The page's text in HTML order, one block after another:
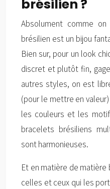
brésilien ?
Absolument comme
brésilien est un bijou
Bien sur, pour un look
discret et plutôt fin,
autres styles, on est
(pour le mettre en
les couleurs et les
bracelets brésiliens
sont harmonieuses.
Et en matière de matière
celles et ceux qui les